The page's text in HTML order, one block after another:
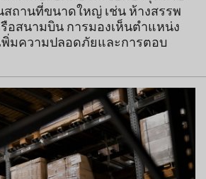
สถานที่ขนาดใหญ่ เช่น ห้างสรรพ
อสนามบิน การมองเห็นตำแหน่ง
พิ่มความปลอดภัยและการตอบ